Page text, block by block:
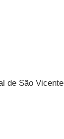
de São